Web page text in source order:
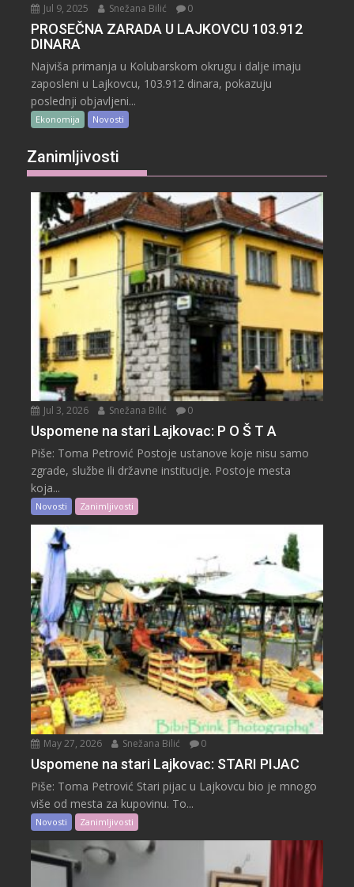
Jul 9, 2025 Snežana Bilić 0
PROSEČNA ZARADA U LAJKOVCU 103.912
DINARA
Najviša primanja u Kolubarskom okrugu i dalje imaju
zaposleni u Lajkovcu, 103.912 dinara, pokazuju
poslednji objavljeni...
Ekonomija Novosti
Zanimljivosti
Jul 3, 2026 Snežana Bilić 0
Uspomene na stari Lajkovac: P O Š T A
Piše: Toma Petrović Postoje ustanove koje nisu samo
zgrade, službe ili državne institucije. Postoje mesta
koja...
Novosti Zanimljivosti
May 27, 2026 Snežana Bilić 0
Uspomene na stari Lajkovac: STARI PIJAC
Piše: Toma Petrović Stari pijac u Lajkovcu bio je mnogo
više od mesta za kupovinu. To...
Novosti Zanimljivosti